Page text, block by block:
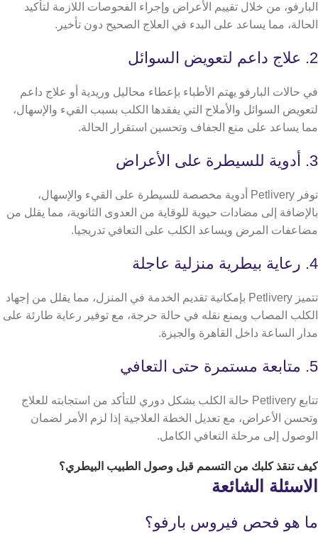
البارفو، من خلال تقييم الأعراض وإجراء الفحوصات اللازمة لتأكيد
الحالة، مما يساعد على البدء في العلاج الصحيح دون تأخير.
2. علاج داعم لتعويض السوائل
في حالات البارفو يهتم الأطباء بإعطاء محاليل وريدية أو علاج داعم
لتعويض السوائل والأملاح التي يفقدها الكلب بسبب القيء والإسهال،
مما يساعد على منع الجفاف وتحسين استقرار الحالة.
3. أدوية للسيطرة على الأعراض
توفر Petlivery أدوية مخصصة للسيطرة على القيء والإسهال،
بالإضافة إلى مضادات حيوية للوقاية من العدوى الثانوية، مما يقلل من
مضاعفات المرض ويساعد الكلب على التعافي تدريجيا.
4. رعاية بيطرية منزلية عاجلة
تتميز Petlivery بإمكانية تقديم الخدمة في المنزل، مما يقلل من إجهاد
الكلب المصاب ويمنع نقله في حالة حرجة، مع توفير رعاية طارئة على
مدار الساعة داخل القاهرة والجيزة.
5. متابعة مستمرة حتى التعافي
تتابع Petlivery حالة الكلب بشكل دوري للتأكد من استجابته للعلاج
وتحسن الأعراض، مع تعديل الخطة العلاجية إذا لزم الأمر لضمان
الوصول إلى مرحلة التعافي الكامل.
كيف تنقذ كلبك من التسمم قبل وصول الطبيب البيطري؟
الاسئلة الشائعة
ما هو فحص فيروس بارفو؟